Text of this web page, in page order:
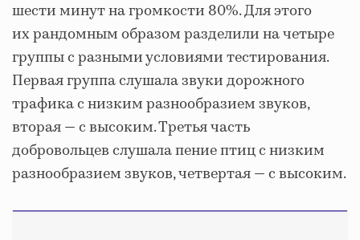
шести минут на громкости 80%. Для этого
их рандомным образом разделили на четыре
группы с разными условиями тестирования.
Первая группа слушала звуки дорожного
трафика с низким разнообразием звуков,
вторая — с высоким. Третья часть
добровольцев слушала пение птиц с низким
разнообразием звуков, четвертая — с высоким.